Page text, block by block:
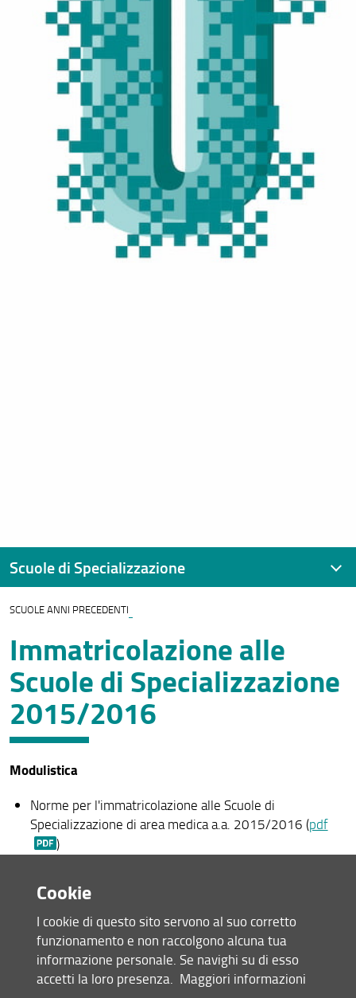
SCUOLE ANNI PRECEDENTI
Immatricolazione alle
Scuole di Specializzazione
2015/2016
Modulistica
Norme per l'immatricolazione alle Scuole di
Specializzazione di area medica a.a. 2015/2016 (pdf
)
Dichiarazione ai fini previdenziali per le detrazioni
INPS (pdf
Modulo di accredito bancario (pdf
)
Contratto per medici specializzandi (pdf
)
Contratto per medici specializzandi in Pediatria e
Neuropsichiatria Infantile ( pdf )
Scuole di Specializzazione
Scuole di Specializzazione Area Sanitaria
Immatricolazioni SSM2026 - a.a. 2025/26
Immatricolazioni anni precedenti
Indicazioni utili per gli specializzandi
Questionario Medici specializzandi
Trasferimento in entrata
Trasferimento in uscita
Periodi fuori rete formativa
Congedi per maternità e malattia
Rinuncia agli studi
Normativa
Cookie
I cookie di questo sito servono al suo corretto
funzionamento e non raccolgono alcuna tua
informazione personale. Se navighi su di esso
accetti la loro presenza. Maggiori informazioni